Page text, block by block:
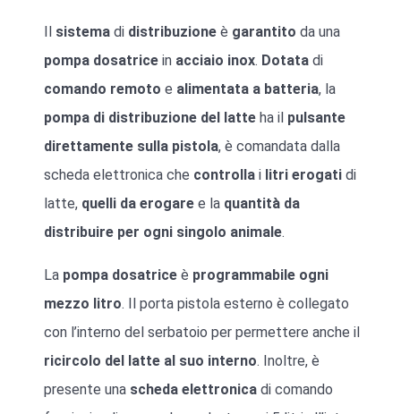
Il sistema di distribuzione è garantito da una
pompa dosatrice in acciaio inox. Dotata di
comando remoto e alimentata a batteria, la
pompa di distribuzione del latte ha il pulsante
direttamente sulla pistola, è comandata dalla
scheda elettronica che controlla i litri erogati di
latte, quelli da erogare e la quantità da
distribuire per ogni singolo animale.
La pompa dosatrice è programmabile ogni
mezzo litro. Il porta pistola esterno è collegato
con l’interno del serbatoio per permettere anche il
ricircolo del latte al suo interno. Inoltre, è
presente una scheda elettronica di comando